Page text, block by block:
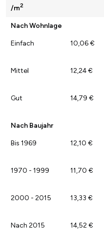
/m2
Nach Wohnlage
Einfach 10,06 €
Mittel 12,24 €
Gut 14,79 €
Nach Baujahr
Bis 1969 12,10 €
1970 - 1999 11,70 €
2000 - 2015 13,33 €
Nach 2015 14,52 €